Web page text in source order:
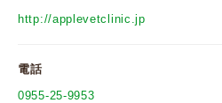
http://applevetclinic.jp
電話
0955-25-9953